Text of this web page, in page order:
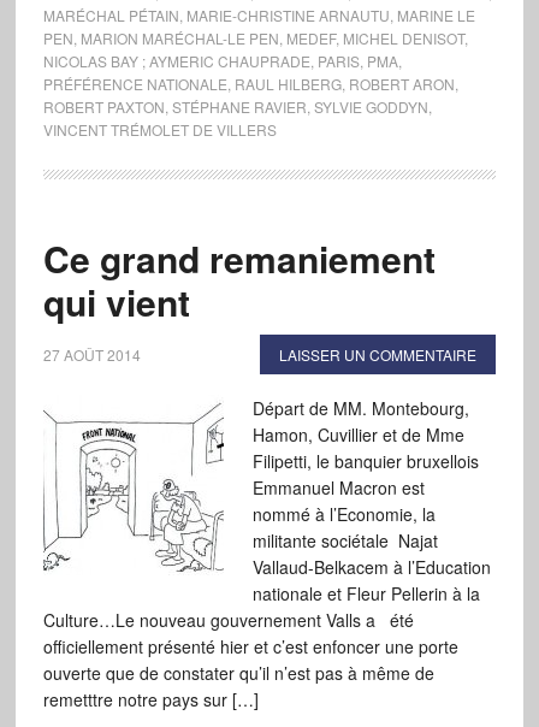
MARÉCHAL PÉTAIN MARIE-CHRISTINE ARNAUTU MARINE LE
PEN MARION MARÉCHAL-LE PEN MEDEF, MICHEL DENISOT,
NICOLAS BAY ; AYMERIC CHAUPRADE PARIS, PMA,
PRÉFÉRENCE NATIONALE RAUL HILBERG, ROBERT ARON
ROBERT PAXTON STÉPHANE RAVIER SYLVIE GODDYN
VINCENT TRÉMOLET DE VILLERS
Ce grand remaniement
qui vient
27 AOÛT 2014 LAISSER UN COMMENTAIRE
Départ de MM. Montebourg,
Hamon, Cuvillier et de Mme
Filipetti, le banquier bruxellois
Emmanuel Macron est
nommé à l’Economie, la
militante sociétale Najat
Vallaud-Belkacem à l’Education
nationale et Fleur Pellerin à la
Culture…Le nouveau gouvernement Valls a été
officiellement présenté hier et c’est enfoncer une porte
ouverte que de constater qu’il n’est pas à même de
remetttre notre pays sur […]